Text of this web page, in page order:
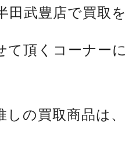
田武豊店で買取を
て頂くコーナーに
の買取商品は、